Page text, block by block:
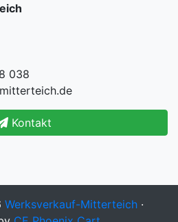
038
Kontakt
Werksverkauf-Mitterteich ·